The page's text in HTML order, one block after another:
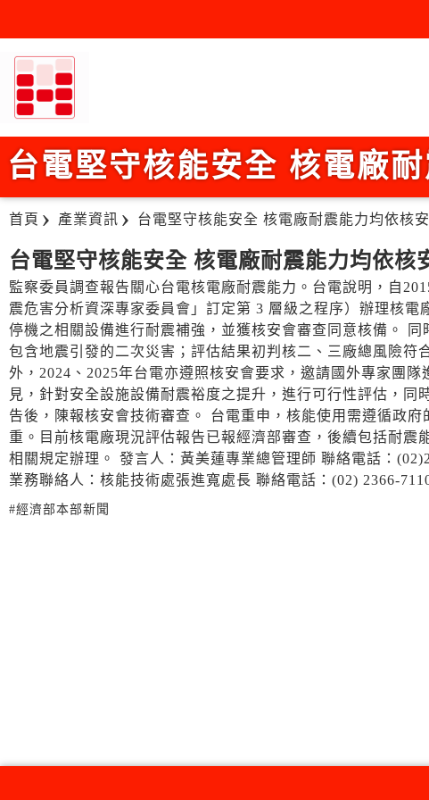
台電堅守核能安全 核電廠
首頁 產業資訊 台電堅守核能安全 核電廠耐震能力均依核
台電堅守核能安全 核電廠耐震能力均依核
監察委員調查報告關心台電核電廠耐震能力。台電說明，自
震危害分析資深專家委員會」訂定第 3 層級之程序）辦理核
停機之相關設備進行耐震補強，並獲核安會審查同意核備。
包含地震引發的二次災害；評估結果初判核二、三廠總風險符
外，2024、2025年台電亦遵照核安會要求，邀請國外專家團
見，針對安全設施設備耐震裕度之提升，進行可行性評估，
告後，陳報核安會技術審查。 台電重申，核能使用需遵循政
重。目前核電廠現況評估報告已報經濟部審查，後續包括耐
相關規定辦理。 發言人：黃美蓮專業總管理師 聯絡電話：
業務聯絡人：核能技術處張進寬處長 聯絡電話：(02) 2366-
#經濟部本部新聞